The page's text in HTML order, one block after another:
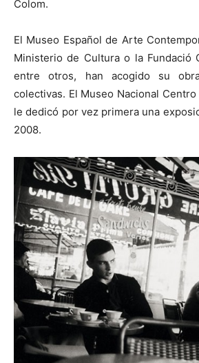
Colom.
El Museo Español de Arte
Ministerio de Cultura o la Fundació
entre otros, han acogido su
colectivas. El Museo Nacional
le dedicó por vez primera una
2008.